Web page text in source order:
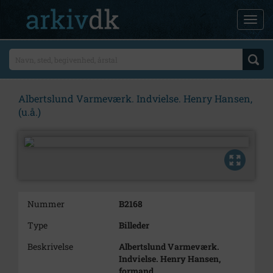
Albertslund Varmeværk. Indvielse. Henry Hansen,
(u.å.)
Nummer
B2168
Type
Billeder
Beskrivelse
Albertslund Varmeværk.
Indvielse. Henry Hansen,